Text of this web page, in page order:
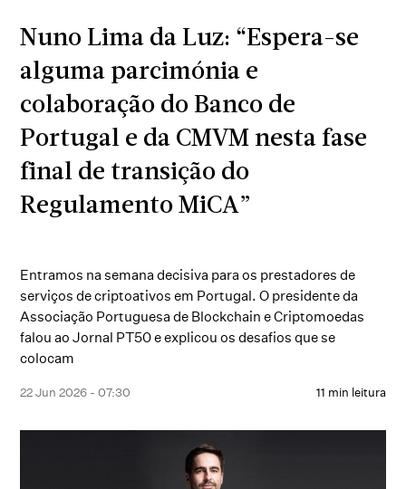
Nuno Lima da Luz: “Espera-se
alguma parcimónia e
colaboração do Banco de
Portugal e da CMVM nesta fase
final de transição do
Regulamento MiCA”
Entramos na semana decisiva para os prestadores de
serviços de criptoativos em Portugal. O presidente da
Associação Portuguesa de Blockchain e Criptomoedas
falou ao Jornal PT50 e explicou os desafios que se
colocam
22 Jun 2026 - 07:30 11 min leitura